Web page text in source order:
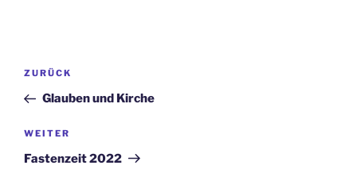
Beitragsnavigation
Vorheriger
Beitrag
ZURÜCK
Glauben und Kirche
Nächster
Beitrag
WEITER
Fastenzeit 2022